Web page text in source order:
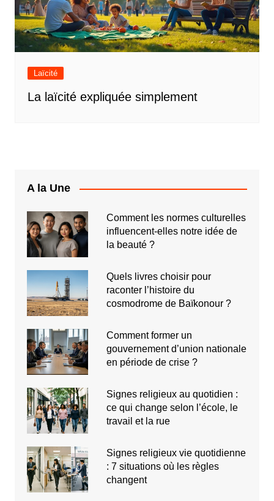
Laïcité
La laïcité expliquée simplement
A la Une
Comment les normes culturelles
influencent-elles notre idée de
la beauté ?
Quels livres choisir pour
raconter l’histoire du
cosmodrome de Baïkonour ?
Comment former un
gouvernement d’union nationale
en période de crise ?
Signes religieux au quotidien :
ce qui change selon l’école, le
travail et la rue
Signes religieux vie quotidienne
: 7 situations où les règles
changent